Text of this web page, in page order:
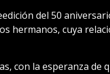
del 50
hermanos, cuya
con la esperanza de